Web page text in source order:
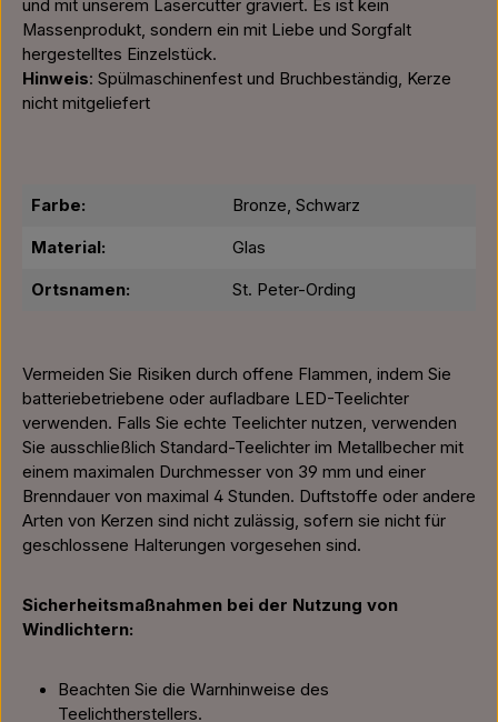
und mit unserem Lasercutter graviert. Es ist kein
Massenprodukt, sondern ein mit Liebe und Sorgfalt
hergestelltes Einzelstück.
Hinweis: Spülmaschinenfest und Bruchbeständig, Kerze
nicht mitgeliefert
Farbe: Bronze, Schwarz
Material: Glas
Ortsnamen: St. Peter-Ording
Vermeiden Sie Risiken durch offene Flammen, indem Sie
batteriebetriebene oder aufladbare LED-Teelichter
verwenden. Falls Sie echte Teelichter nutzen, verwenden
Sie ausschließlich Standard-Teelichter im Metallbecher mit
einem maximalen Durchmesser von 39 mm und einer
Brenndauer von maximal 4 Stunden. Duftstoffe oder andere
Arten von Kerzen sind nicht zulässig, sofern sie nicht für
geschlossene Halterungen vorgesehen sind.
Sicherheitsmaßnahmen bei der Nutzung von
Windlichtern:
Beachten Sie die Warnhinweise des
Teelichtherstellers.